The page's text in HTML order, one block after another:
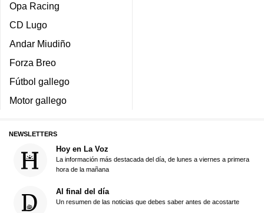
Opa Racing
CD Lugo
Andar Miudiño
Forza Breo
Fútbol gallego
Motor gallego
NEWSLETTERS
Hoy en La Voz
La información más destacada del día, de lunes a viernes a primera
hora de la mañana
Al final del día
Un resumen de las noticias que debes saber antes de acostarte